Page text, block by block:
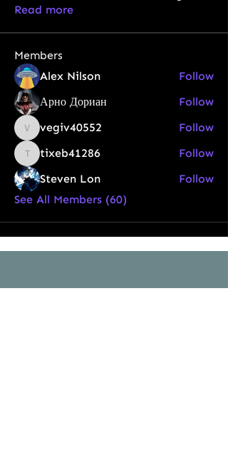
Read more
Members
Alex Nilson
Follow
Арно Дориан
Follow
vegiv40552
vegiv40552 Follow
tixeb41286
tixeb41286
Follow
Steven Lon
Follow
See All Members (60)